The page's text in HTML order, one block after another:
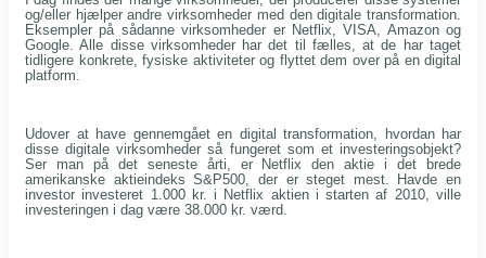
og/eller hjælper andre virksomheder med den digitale transformation.
Eksempler på sådanne virksomheder er Netflix, VISA, Amazon og
Google. Alle disse virksomheder har det til fælles, at de har taget
tidligere konkrete, fysiske aktiviteter og flyttet dem over på en digital
platform.
Udover at have gennemgået en digital transformation, hvordan har
disse digitale virksomheder så fungeret som et investeringsobjekt?
Ser man på det seneste årti, er Netflix den aktie i det brede
amerikanske aktieindeks S&P500, der er steget mest. Havde en
investor investeret 1.000 kr. i Netflix aktien i starten af 2010, ville
investeringen i dag være 38.000 kr. værd.